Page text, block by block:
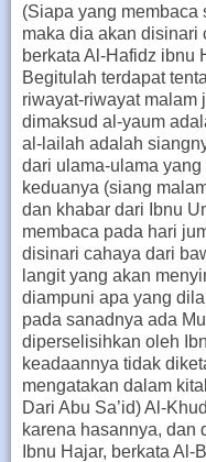
(Siapa yang membaca
maka dia akan disinari
berkata Al-Hafidz ibnu
Begitulah terdapat
riwayat-riwayat malam
dimaksud al-yaum
al-lailah adalah
dari ulama-ulama
keduanya (siang
dan khabar dari Ibnu
membaca pada hari
disinari cahaya dari
langit yang akan
diampuni apa yang
pada sanadnya ada
diperselisihkan oleh
keadaannya tidak
mengatakan dalam
Dari Abu Sa’id) Al-
karena hasannya, dan
Ibnu Hajar, berkata